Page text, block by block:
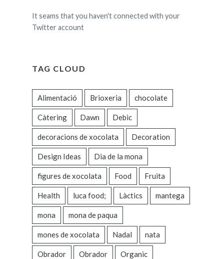
It seams that you haven't connected with your
Twitter account
TAG CLOUD
Alimentació Brioxeria chocolate
Càtering Dawn Debic
decoracions de xocolata Decoration
Design Ideas Dia de la mona
figures de xocolata Food Fruita
Health luca food; Làctics mantega
mona mona de paqua
mones de xocolata Nadal nata
Obrador Obrador Organic